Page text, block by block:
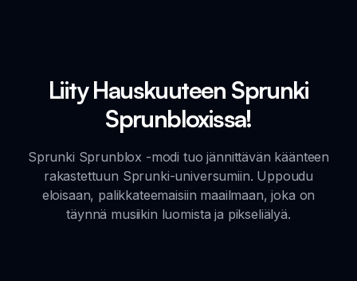
Liity Hauskuuteen Sprunki
Sprunbloxissa!
Sprunki Sprunblox -modi tuo jännittävän käänteen
rakastettuun Sprunki-universumiin. Uppoudu
eloisaan, palikkateemaisiin maailmaan, joka on
täynnä musiikin luomista ja pikseliälyä.